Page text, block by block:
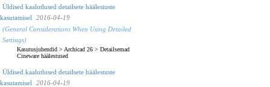
Üldised kaalutlused detailsete häälestuste
kasutamisel
2016-04-19
(General Considerations When Using Detailed
Settings)
Kasutusjuhendid > Archicad 26 > Detailsemad
Cineware häälestused
Üldised kaalutlused detailsete häälestuste
kasutamisel
2016-04-19